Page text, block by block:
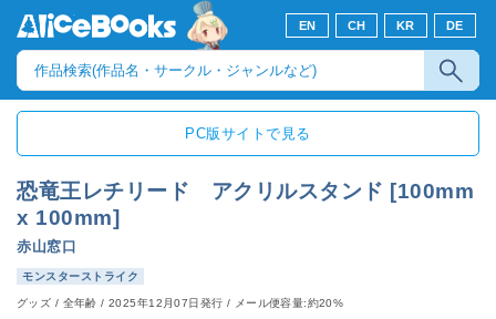
EN CH KR DE
PC版サイトで見る
恐竜王レチリード アクリルスタンド [100mm
x 100mm]
赤山窓口
モンスターストライク
グッズ / 全年齢/2025年12月07日発行 / メール便容量:約20%